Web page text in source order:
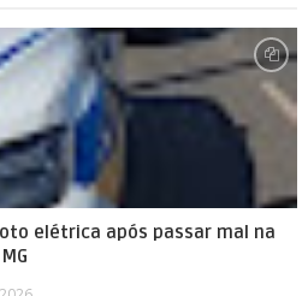
elétrica após passar mal na